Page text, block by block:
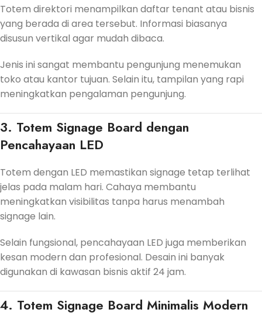
Totem direktori menampilkan daftar tenant atau bisnis
yang berada di area tersebut. Informasi biasanya
disusun vertikal agar mudah dibaca.
Jenis ini sangat membantu pengunjung menemukan
toko atau kantor tujuan. Selain itu, tampilan yang rapi
meningkatkan pengalaman pengunjung.
3. Totem Signage Board dengan
Pencahayaan LED
Totem dengan LED memastikan signage tetap terlihat
jelas pada malam hari. Cahaya membantu
meningkatkan visibilitas tanpa harus menambah
signage lain.
Selain fungsional, pencahayaan LED juga memberikan
kesan modern dan profesional. Desain ini banyak
digunakan di kawasan bisnis aktif 24 jam.
4. Totem Signage Board Minimalis Modern